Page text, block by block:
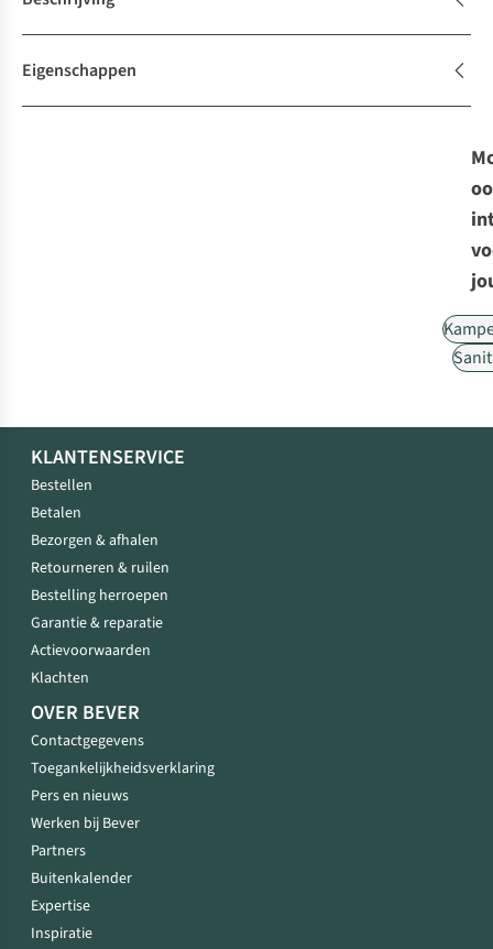
Eigenschappen
KLANTENSERVICE
Bestellen
Betalen
Bezorgen & afhalen
Retourneren & ruilen
Bestelling herroepen
Garantie & reparatie
Actievoorwaarden
Klachten
OVER BEVER
Contactgegevens
Toegankelijkheidsverklaring
Pers en nieuws
Werken bij Bever
Partners
Buitenkalender
Expertise
Inspiratie